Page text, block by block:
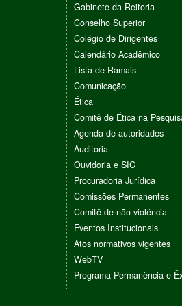
Gabinete da Reitoria
Conselho Superior
Colégio de Dirigentes
Calendário Acadêmico
Lista de Ramais
Comunicação
Ética
Comitê de Ética na
Agenda de autoridades
Auditoria
Ouvidoria e SIC
Procuradoria Jurídica
Comissões Permanentes
Comitê de não violência
Eventos Institucionais
Atos normativos vigentes
WebTV
Programa Permanência e